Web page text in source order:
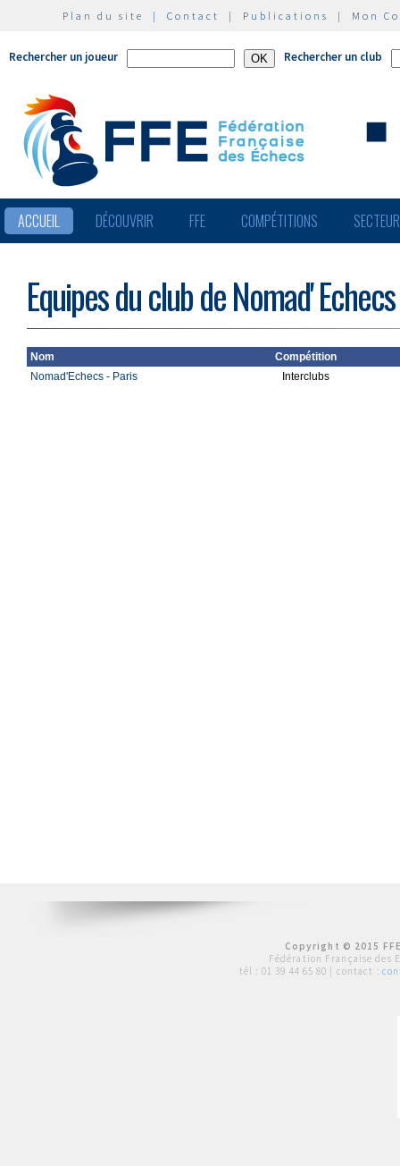
Plan du site | Contact | Publications | Mon
Rechercher un joueur Rechercher un club
ACCUEIL DÉCOUVRIR FFE COMPÉTITIONS
Equipes du club de Nomad' Echecs
Nom
Compétition
Nomad'Echecs - Paris
Interclubs
Copyright © 2015
Fédération Française des
tél : 01 39 44 65 80 | contact :